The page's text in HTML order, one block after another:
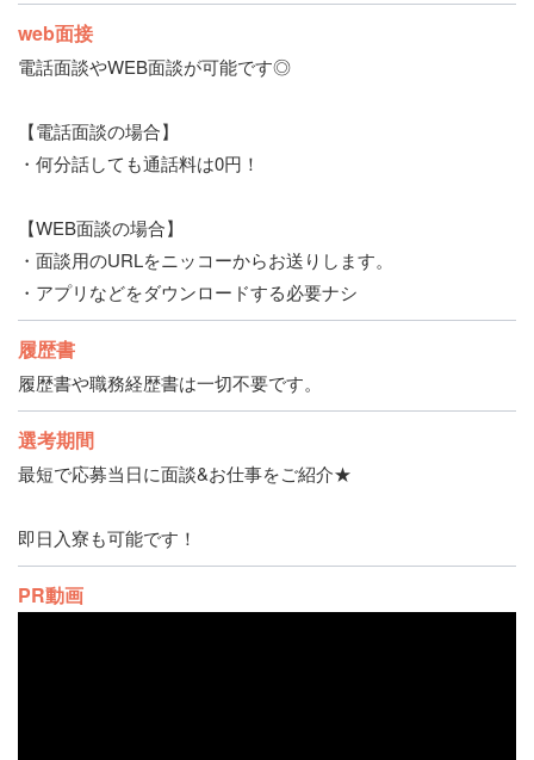
web面接
電話面談やWEB面談が可能です◎
【電話面談の場合】
・何分話しても通話料は0円！
【WEB面談の場合】
・面談用のURLをニッコーからお送りします。
・アプリなどをダウンロードする必要ナシ
履歴書
履歴書や職務経歴書は一切不要です。
選考期間
最短で応募当日に面談&お仕事をご紹介★
即日入寮も可能です！
PR動画